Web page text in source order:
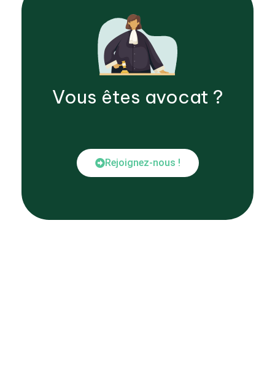
Vous êtes avocat ?
Rejoignez-nous !